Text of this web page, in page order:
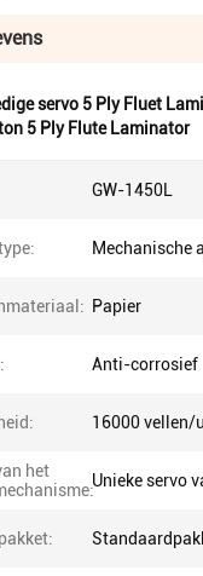
servo 5 Ply Fluet
5 Ply Flute Laminator
GW-1450L
Mechanische
Papier
Anti-corrosief
16000 vellen/
het
Unieke servo